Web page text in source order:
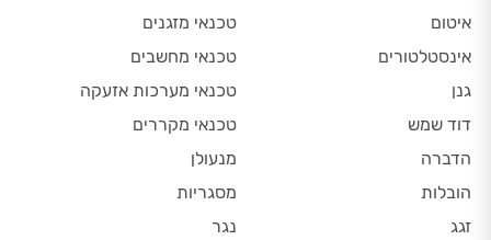
איטום
אינסטלטורים
גנן
דוד שמש
הדברה
הובלות
זגג
טכנאי מזגנים
טכנאי מחשבים
טכנאי מערכות אזעקה
טכנאי מקררים
מנעולן
מסגריות
נגר